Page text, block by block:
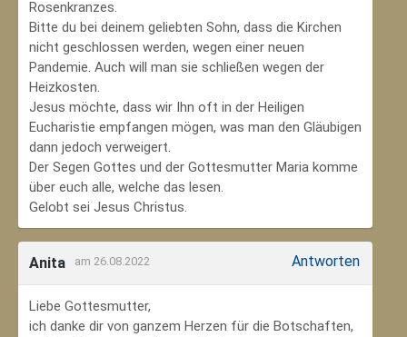
Rosenkranzes.
Bitte du bei deinem geliebten Sohn, dass die Kirchen
nicht geschlossen werden, wegen einer neuen
Pandemie. Auch will man sie schließen wegen der
Heizkosten.
Jesus möchte, dass wir Ihn oft in der Heiligen
Eucharistie empfangen mögen, was man den Gläubigen
dann jedoch verweigert.
Der Segen Gottes und der Gottesmutter Maria komme
über euch alle, welche das lesen.
Gelobt sei Jesus Christus.
Anita am 26.08.2022 Antworten
Liebe Gottesmutter,
ich danke dir von ganzem Herzen für die Botschaften,